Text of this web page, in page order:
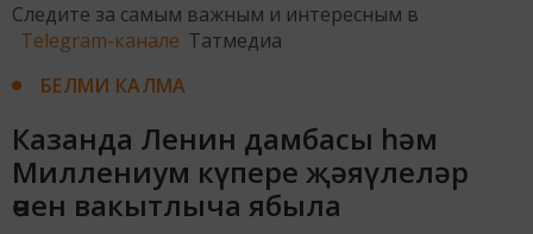
Следите за самым важным и интересным в
Telegram-канале Татмедиа
БЕЛМИ КАЛМА
Казанда Ленин дамбасы һәм
Миллениум күпере җәяүлеләр
өчен вакытлыча ябыла